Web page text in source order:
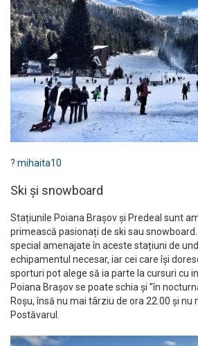
? mihaita10
Ski și snowboard
Stațiunile Poiana Brașov și Predeal sunt
primească pasionați de ski sau
special amenajate în aceste stațiuni de
echipamentul necesar, iar cei care își
sporturi pot alege să ia parte la cursuri cu
Poiana Brașov se poate schia și ”în
Roșu, însă nu mai târziu de ora 22.00 și nu
Postăvarul.